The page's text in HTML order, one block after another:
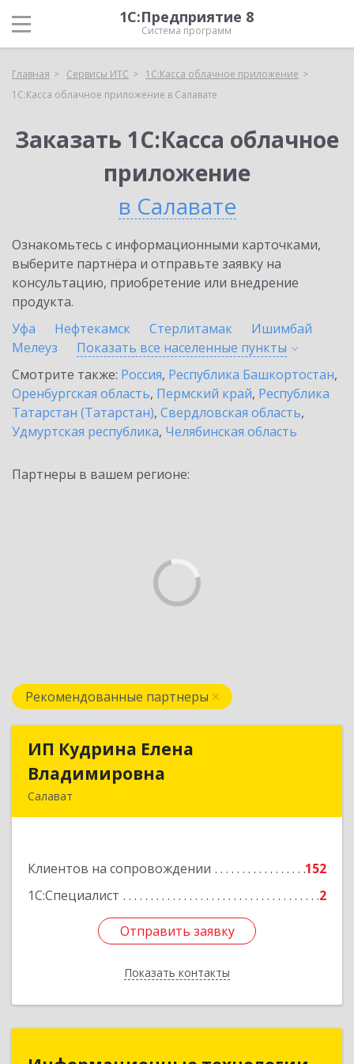
1С:Предприятие 8
Система программ
Главная Сервисы ИТС
1С:Касса облачное приложение
1С:Касса облачное приложение в Салавате
Заказать 1С:Касса облачное
приложение
в Салавате
Ознакомьтесь с информационными карточками,
выберите партнёра и отправьте заявку на
консультацию, приобретение или внедрение
продукта.
Уфа
Нефтекамск Стерлитамак
Ишимбай
Мелеуз
Показать все населенные пункты
Смотрите также: Россия, Республика Башкортостан,
Оренбургская область, Пермский край, Республика
Татарстан (Татарстан), Свердловская область,
Удмуртская республика, Челябинская область
Партнеры в вашем регионе:
Рекомендованные партнеры
ИП Кудрина Елена
Владимировна
Салават
Клиентов на сопровождении
152
1С:Специалист
2
Отправить заявку
Показать контакты
ИП Кудрина Елена
Подробнее
Отправить заявку
Назад
Информационные технологии